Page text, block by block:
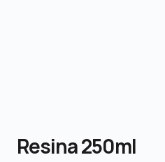
Resina 250ml